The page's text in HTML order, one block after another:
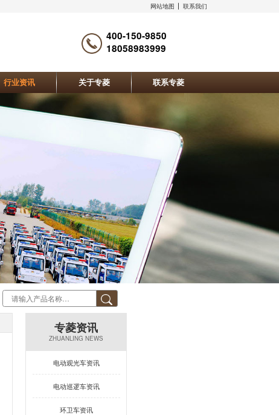
网站地图 联系我们
400-150-9850
18058983999
行业资讯 关于专菱 联系专菱
专菱资讯
ZHUANLING NEWS
电动观光车资讯
电动巡逻车资讯
环卫车资讯